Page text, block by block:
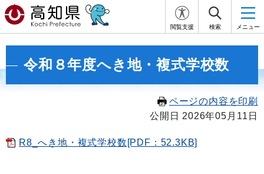
閲覧支援 検索 メニュー
令和８年度へき地・複式学校数
ページの内容を印刷
公開日 2026年05月11日
R8_へき地・複式学校数[PDF：52.3KB]